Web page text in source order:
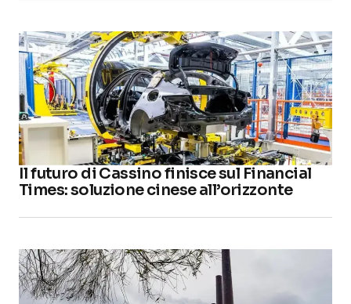
Il futuro di Cassino finisce sul Financial
Times: soluzione cinese all’orizzonte